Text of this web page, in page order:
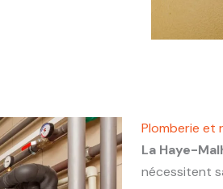
Plomberie et
La Haye-
nécessitent